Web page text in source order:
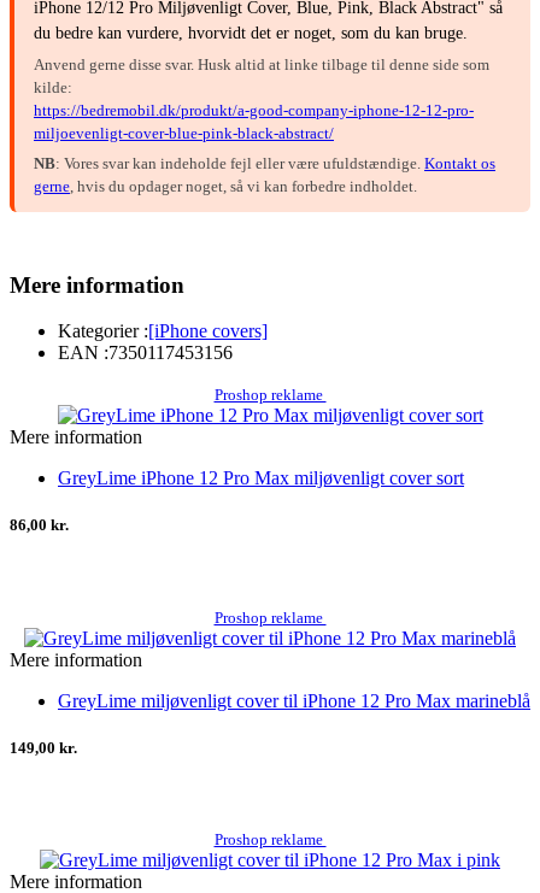
iPhone 12/12 Pro Miljøvenligt Cover, Blue, Pink, Black Abstract" så
du bedre kan vurdere, hvorvidt det er noget, som du kan bruge.
Anvend gerne disse svar. Husk altid at linke tilbage til denne side som
kilde:
https://bedremobil.dk/produkt/a-good-company-iphone-12-12-pro-
miljoevenligt-cover-blue-pink-black-abstract/
NB: Vores svar kan indeholde fejl eller være ufuldstændige. Kontakt os
gerne , hvis du opdager noget, så vi kan forbedre indholdet.
Mere information
Kategorier :[iPhone covers]
EAN :7350117453156
Proshop reklame
Mere information
GreyLime iPhone 12 Pro Max miljøvenligt cover sort
86,00 kr.
Proshop reklame
Mere information
GreyLime miljøvenligt cover til iPhone 12 Pro Max marineblå
149,00 kr.
Proshop reklame
Mere information